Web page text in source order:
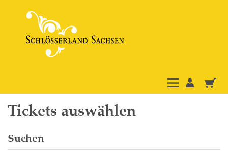
Tickets auswählen
Suchen